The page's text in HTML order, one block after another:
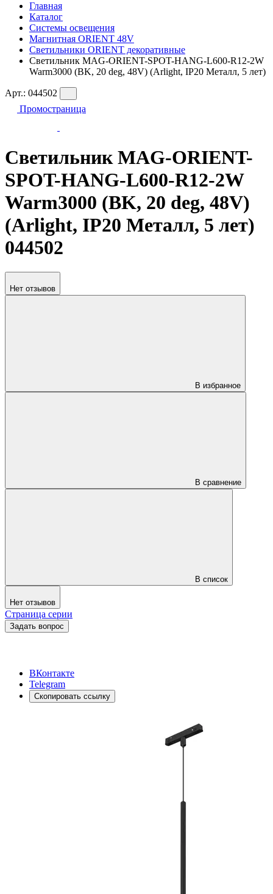
Главная
Каталог
Системы освещения
Магнитная ORIENT 48V
Светильники ORIENT декоративные
Светильник MAG-ORIENT-SPOT-HANG-L600-R12-2W
Warm3000 (BK, 20 deg, 48V) (Arlight, IP20 Металл, 5 лет)
Арт.: 044502
Промостраница
Светильник MAG-ORIENT-
SPOT-HANG-L600-R12-2W
Warm3000 (BK, 20 deg, 48V)
(Arlight, IP20 Металл, 5 лет)
044502
Нет отзывов
В избранное
В сравнение
В список
Нет отзывов
Страница серии
Задать вопрос
ВКонтакте
Telegram
Скопировать ссылку